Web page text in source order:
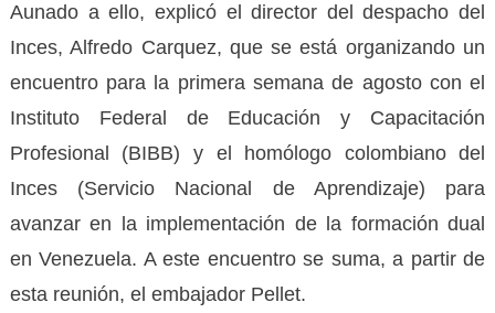
Aunado a ello, explicó el director del despacho del
Inces, Alfredo Carquez, que se está organizando un
encuentro para la primera semana de agosto con el
Instituto Federal de Educación y Capacitación
Profesional (BIBB) y el homólogo colombiano del
Inces (Servicio Nacional de Aprendizaje) para
avanzar en la implementación de la formación dual
en Venezuela. A este encuentro se suma, a partir de
esta reunión, el embajador Pellet.